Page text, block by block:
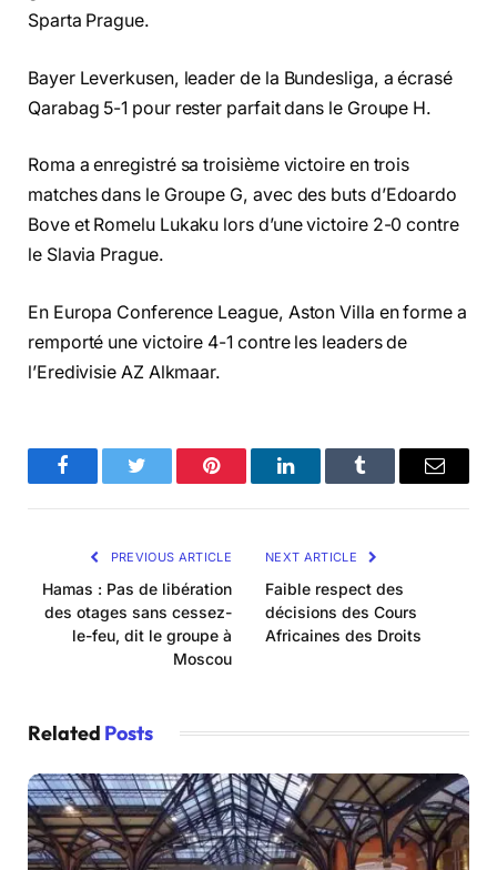
Sparta Prague.
Bayer Leverkusen, leader de la Bundesliga, a écrasé
Qarabag 5-1 pour rester parfait dans le Groupe H.
Roma a enregistré sa troisième victoire en trois
matches dans le Groupe G, avec des buts d’Edoardo
Bove et Romelu Lukaku lors d’une victoire 2-0 contre
le Slavia Prague.
En Europa Conference League, Aston Villa en forme a
remporté une victoire 4-1 contre les leaders de
l’Eredivisie AZ Alkmaar.
FacebookTwitter Pinterest LinkedInTumblr Email
PREVIOUS ARTICLE
Hamas : Pas de libération
des otages sans cessez-
le-feu, dit le groupe à
Moscou
NEXT ARTICLE
Faible respect des
décisions des Cours
Africaines des Droits
Related Posts